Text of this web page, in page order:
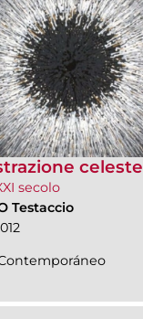
celeste
secolo
Testaccio